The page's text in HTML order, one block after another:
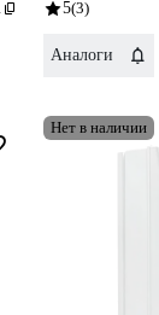
5(3)
Аналоги
Нет в наличии